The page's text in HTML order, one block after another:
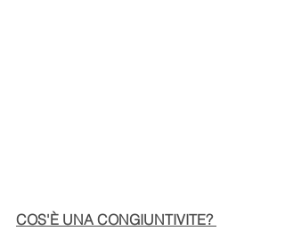
COS'È UNA CONGIUNTIVITE?